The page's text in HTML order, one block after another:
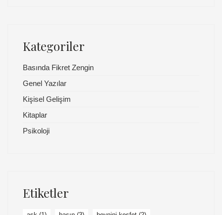
Kategoriler
Basında Fikret Zengin
Genel Yazılar
Kişisel Gelişim
Kitaplar
Psikoloji
Etiketler